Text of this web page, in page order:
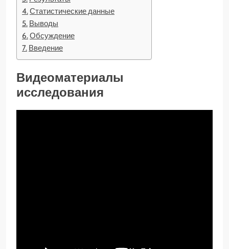
Статистические данные
Выводы
Обсуждение
Введение
Видеоматериалы
исследования